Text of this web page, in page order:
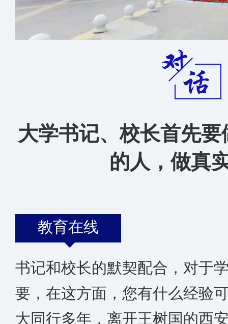
大学书记、校长首先
的人，做真
教育在线
书记和校长的默契配合，对于
要，在这方面，您有什么经验
大同行多年，离开王树国的西